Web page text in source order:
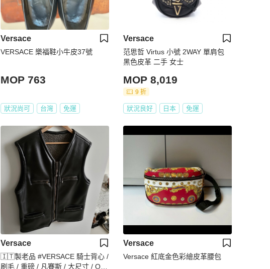
Versace
VERSACE 樂福鞋小牛皮37號
MOP 763
狀況尚可 台灣 免運
Versace
范思哲 Virtus 小號 2WAY 單肩包
黑色皮革 二手 女士
MOP 8,019
9 折
狀況良好 日本 免運
Versace
🇮🇹製老品 #VERSACE 騎士背心 /
刷毛 / 重磅 / 凡賽斯 / 大尺寸 / OV
Versace
Versace 紅底金色彩繪皮革腰包